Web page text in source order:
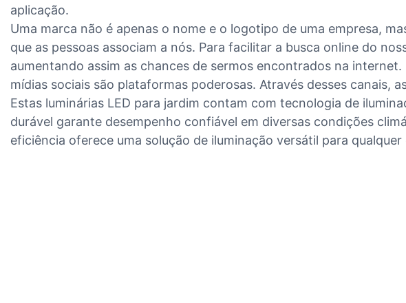
aplicação.
Uma marca não é apenas o nome e o logotipo de uma empresa,
que as pessoas associam a nós. Para facilitar a busca online do
aumentando assim as chances de sermos encontrados na
mídias sociais são plataformas poderosas. Através desses canais,
Estas luminárias LED para jardim contam com tecnologia de
durável garante desempenho confiável em diversas condições
eficiência oferece uma solução de iluminação versátil para qualquer